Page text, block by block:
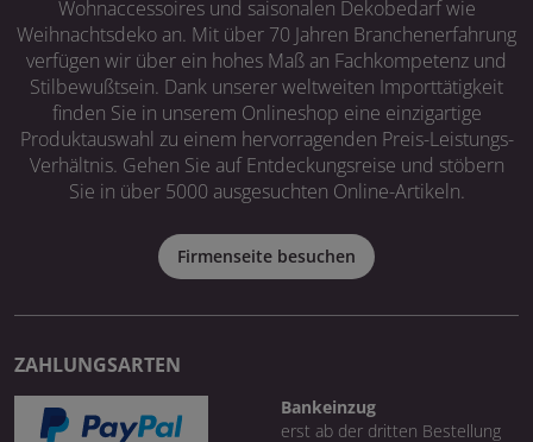
Wohnaccessoires und saisonalen Dekobedarf wie
Weihnachtsdeko an. Mit über 70 Jahren Branchenerfahrung
verfügen wir über ein hohes Maß an Fachkompetenz und
Stilbewußtsein. Dank unserer weltweiten Importtätigkeit
finden Sie in unserem Onlineshop eine einzigartige
Produktauswahl zu einem hervorragenden Preis-Leistungs-
Verhältnis. Gehen Sie auf Entdeckungsreise und stöbern
Sie in über 5000 ausgesuchten Online-Artikeln.
Firmenseite besuchen
ZAHLUNGSARTEN
Bankeinzug
erst ab der dritten Bestellung